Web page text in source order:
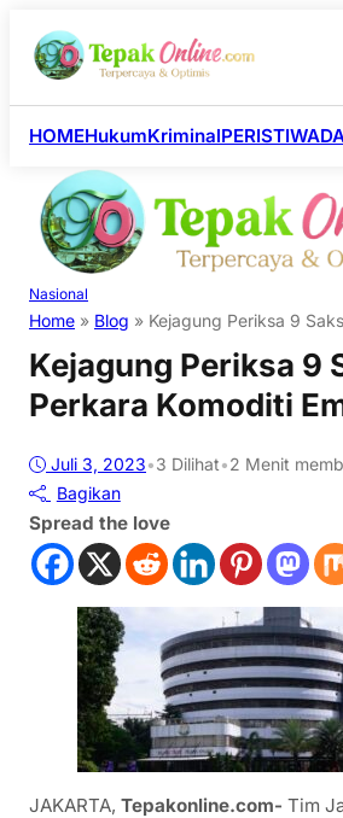
HOMEHukumKriminalPERISTIWA
Nasional
Home » Blog » Kejagung Periksa 9
Kejagung Periksa 9
Perkara Komoditi
Juli 3, 2023•3 Dilihat•2 Menit
Bagikan
Spread the love
JAKARTA, Tepakonline.com- Tim